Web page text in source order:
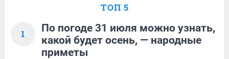
ТОП 5
1
По погоде 31 июля можно узнать,
какой будет осень, — народные
приметы